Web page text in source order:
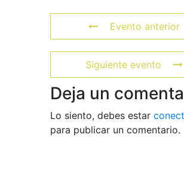
Evento anterior
Siguiente evento
Deja un
Lo siento, debes estar
para publicar un comentario.